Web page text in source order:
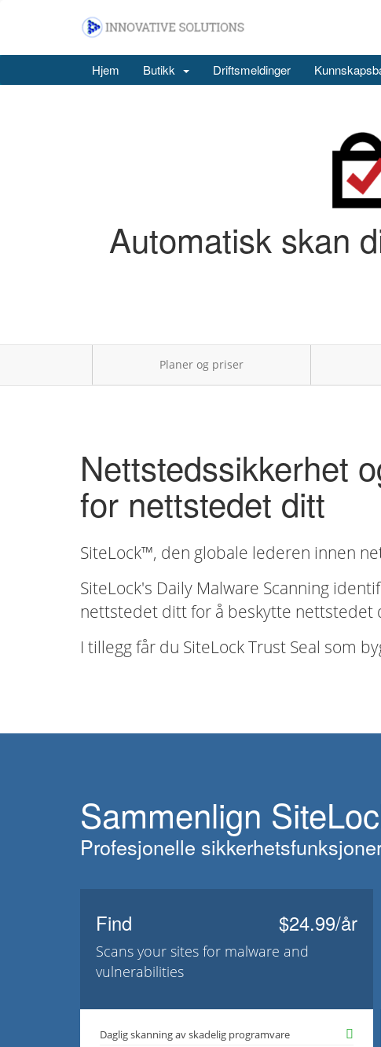
Hjem Butikk Driftsmeldinger
Automatisk skan
Planer og priser
Nettstedssikkerhet
for nettstedet ditt
SiteLock™, den globale lederen innen
SiteLock's Daily Malware Scanning
nettstedet ditt for å beskytte nettstedet
I tillegg får du SiteLock Trust Seal som
Sammenlign
Profesjonelle
Find $24.99/år
Scans your sites for malware and
vulnerabilities
Daglig skanning av skadelig programvare